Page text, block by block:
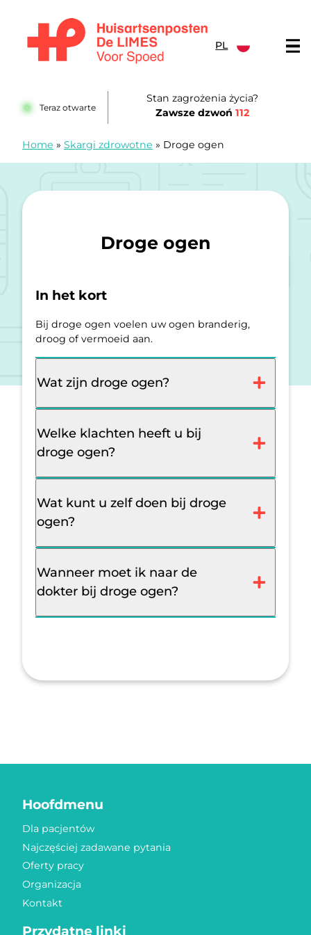
PL
Teraz otwarte
Stan zagrożenia życia?
Zawsze dzwoń 112
Home » Skargi zdrowotne » Droge ogen
Droge ogen
In het kort
Bij droge ogen voelen uw ogen branderig,
droog of vermoeid aan.
Wat zijn droge ogen?
Welke klachten heeft u bij
droge ogen?
Wat kunt u zelf doen bij droge
ogen?
Wanneer moet ik naar de
dokter bij droge ogen?
Hoofdmenu
Dla pacjentów
Najczęściej zadawane pytania
Oferty pracy
Organizacja
Kontakt
Przydatne linki